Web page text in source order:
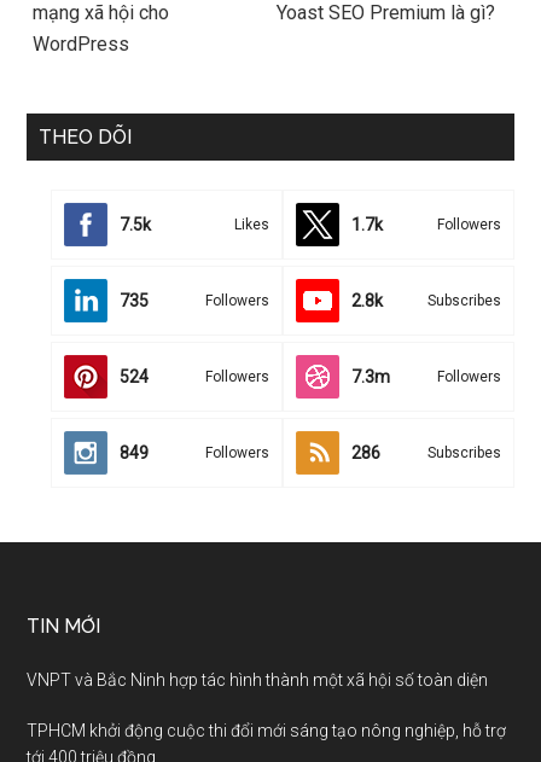
mạng xã hội cho
WordPress
Yoast SEO Premium là gì?
THEO DÕI
7.5k Likes 1.7k Followers
735 Followers 2.8k Subscribes
524 Followers 7.3m Followers
849 Followers 286 Subscribes
TIN MỚI
VNPT và Bắc Ninh hợp tác hình thành một xã hội số toàn diện
TPHCM khởi động cuộc thi đổi mới sáng tạo nông nghiệp, hỗ trợ
tới 400 triệu đồng